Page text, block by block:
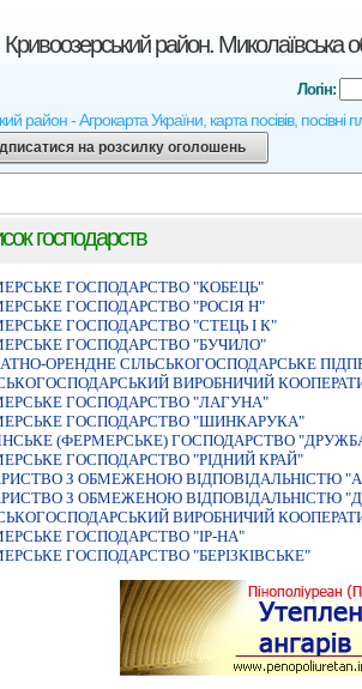
район. Миколаївська
район - Агрокарта України, карта посівів,
Логін:
на розсилку оголошень
господарств
ГОСПОДАРСТВО "КОБЕЦЬ"
ГОСПОДАРСТВО "РОСIЯ Н"
ГОСПОДАРСТВО "СТЕЦЬ I К"
ГОСПОДАРСТВО "БУЧИЛО"
ОРЕНДНЕ СIЛЬСЬКОГОСПОДАРСЬКЕ
ВИРОБНИЧИЙ
ГОСПОДАРСТВО "ЛАГУНА"
ГОСПОДАРСТВО "ШИНКАРУКА"
(ФЕРМЕРСЬКЕ) ГОСПОДАРСТВО
ГОСПОДАРСТВО "РIДНИЙ КРАЙ"
З ОБМЕЖЕНОЮ ВIДПОВIДАЛЬНIСТЮ
З ОБМЕЖЕНОЮ ВIДПОВIДАЛЬНIСТЮ
ВИРОБНИЧИЙ
ГОСПОДАРСТВО "IР-НА"
ГОСПОДАРСТВО "БЕРIЗКIВСЬКЕ"